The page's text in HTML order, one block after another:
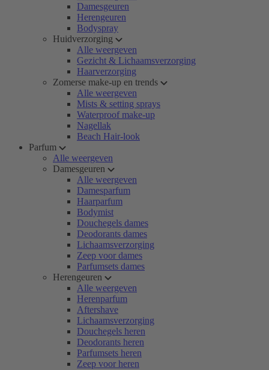
Damesgeuren
Herengeuren
Bodyspray
Huidverzorging
Alle weergeven
Gezicht & Lichaamsverzorging
Haarverzorging
Zomerse make-up en trends
Alle weergeven
Mists & setting sprays
Waterproof make-up
Nagellak
Beach Hair-look
Parfum
Alle weergeven
Damesgeuren
Alle weergeven
Damesparfum
Haarparfum
Bodymist
Douchegels dames
Deodorants dames
Lichaamsverzorging
Zeep voor dames
Parfumsets dames
Herengeuren
Alle weergeven
Herenparfum
Aftershave
Lichaamsverzorging
Douchegels heren
Deodorants heren
Parfumsets heren
Zeep voor heren